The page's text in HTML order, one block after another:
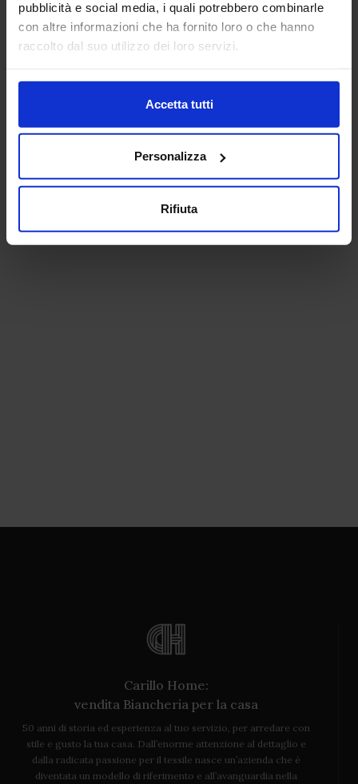
pubblicità e social media, i quali potrebbero combinarle
con altre informazioni che ha fornito loro o che hanno
raccolto dal suo utilizzo dei loro servizi.
Accetta tutti
Personalizza
Rifiuta
Carillo Home:
vendita Biancheria per la casa
50 anni di storia ed esperienza al tuo servizio, per arredare con
stile e gusto la tua casa. Dall’enorme attenzione al dettaglio e
dalla radicata passione per il tessile nasce un’azienda che è
diventata un modello di riferimento e all’avanguardia nella